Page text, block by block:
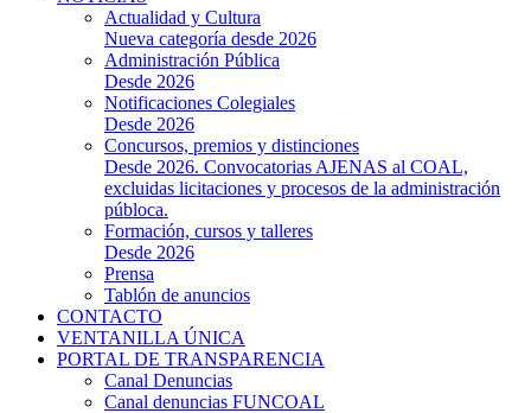
Actualidad y Cultura
Nueva categoría desde 2026
Administración Pública
Desde 2026
Notificaciones Colegiales
Desde 2026
Concursos, premios y distinciones
Desde 2026. Convocatorias AJENAS al COAL,
excluidas licitaciones y procesos de la administración
públoca.
Formación, cursos y talleres
Desde 2026
Prensa
Tablón de anuncios
CONTACTO
VENTANILLA ÚNICA
PORTAL DE TRANSPARENCIA
Canal Denuncias
Canal denuncias FUNCOAL